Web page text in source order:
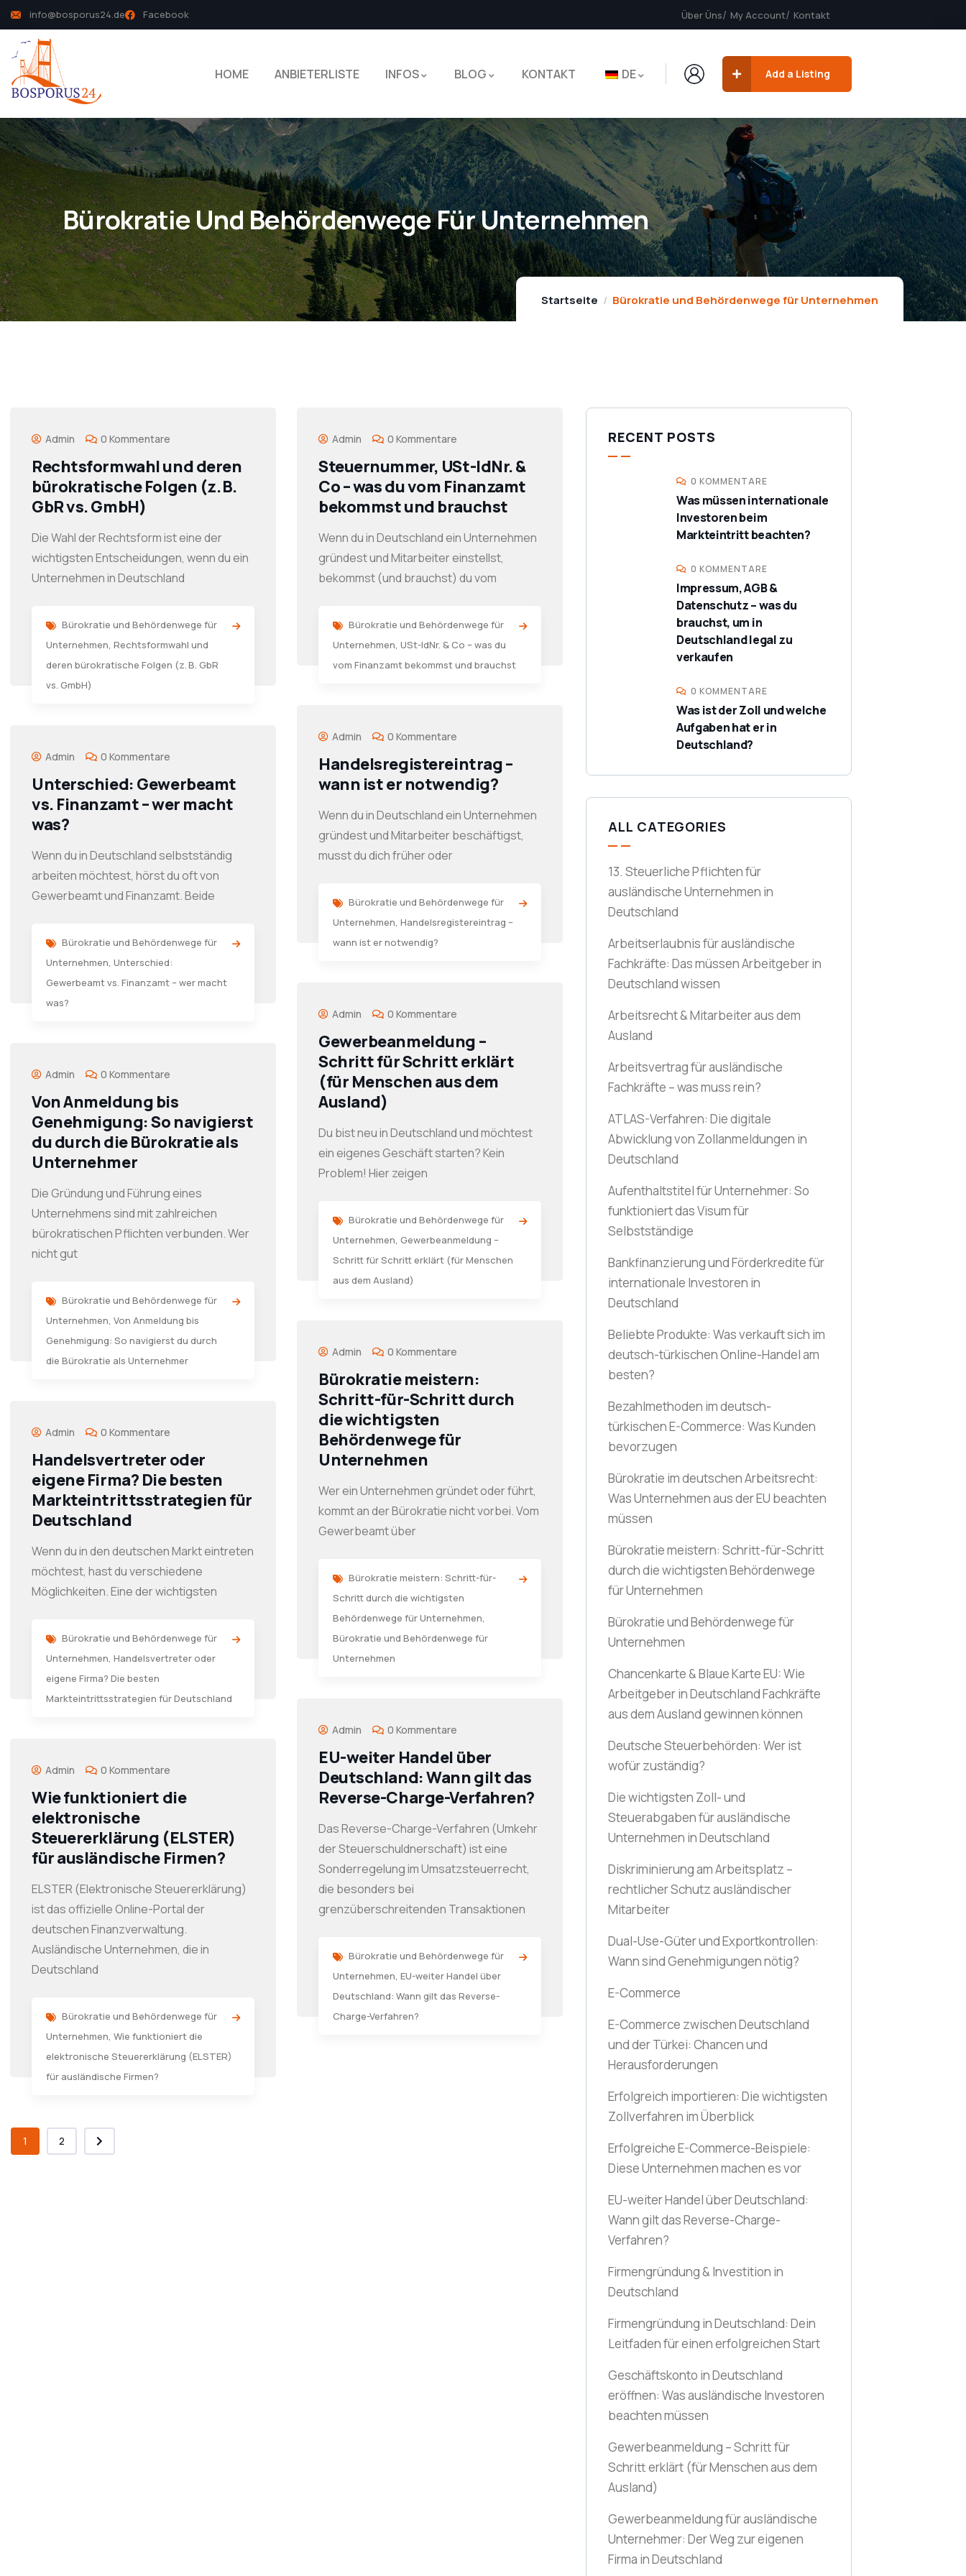
info@bosporus24.de Facebook Über Üns My Account Kontakt
HOME ANBIETERLISTE INFOS BLOG KONTAKT DE Add a Listing
Bürokratie Und Behördenwege Für Unternehmen
Startseite Bürokratie und Behördenwege für Unternehmen
Admin 0 Kommentare
Rechtsformwahl und deren
bürokratische Folgen (z. B.
GbR vs. GmbH)
Die Wahl der Rechtsform ist eine der
wichtigsten Entscheidungen, wenn du ein
Unternehmen in Deutschland
Bürokratie und Behördenwege für
Unternehmen, Rechtsformwahl und
deren bürokratische Folgen (z. B. GbR
vs. GmbH)
Admin 0 Kommentare
Steuernummer, USt-IdNr. &
Co – was du vom Finanzamt
bekommst und brauchst
Wenn du in Deutschland ein Unternehmen
gründest und Mitarbeiter einstellst,
bekommst (und brauchst) du vom
Bürokratie und Behördenwege für
Unternehmen, USt-IdNr. & Co – was du
vom Finanzamt bekommst und brauchst
Admin 0 Kommentare
Handelsregistereintrag –
wann ist er notwendig?
Wenn du in Deutschland ein Unternehmen
gründest und Mitarbeiter beschäftigst,
musst du dich früher oder
Bürokratie und Behördenwege für
Unternehmen, Handelsregistereintrag –
wann ist er notwendig?
Admin 0 Kommentare
Unterschied: Gewerbeamt
vs. Finanzamt – wer macht
was?
Wenn du in Deutschland selbstständig
arbeiten möchtest, hörst du oft von
Gewerbeamt und Finanzamt. Beide
Bürokratie und Behördenwege für
Unternehmen, Unterschied:
Gewerbeamt vs. Finanzamt – wer macht
was?
Admin 0 Kommentare
Gewerbeanmeldung –
Schritt für Schritt erklärt
(für Menschen aus dem
Ausland)
Du bist neu in Deutschland und möchtest
ein eigenes Geschäft starten? Kein
Problem! Hier zeigen
Bürokratie und Behördenwege für
Unternehmen, Gewerbeanmeldung –
Schritt für Schritt erklärt (für Menschen
aus dem Ausland)
Admin 0 Kommentare
Von Anmeldung bis
Genehmigung: So navigierst
du durch die Bürokratie als
Unternehmer
Die Gründung und Führung eines
Unternehmens sind mit zahlreichen
bürokratischen Pflichten verbunden. Wer
nicht gut
Bürokratie und Behördenwege für
Unternehmen, Von Anmeldung bis
Genehmigung: So navigierst du durch
die Bürokratie als Unternehmer
Admin 0 Kommentare
Bürokratie meistern:
Schritt-für-Schritt durch
die wichtigsten
Behördenwege für
Unternehmen
Wer ein Unternehmen gründet oder führt,
kommt an der Bürokratie nicht vorbei. Vom
Gewerbeamt über
Bürokratie meistern: Schritt-für-
Schritt durch die wichtigsten
Behördenwege für Unternehmen,
Bürokratie und Behördenwege für
Unternehmen
Admin 0 Kommentare
Handelsvertreter oder
eigene Firma? Die besten
Markteintrittsstrategien für
Deutschland
Wenn du in den deutschen Markt eintreten
möchtest, hast du verschiedene
Möglichkeiten. Eine der wichtigsten
Bürokratie und Behördenwege für
Unternehmen, Handelsvertreter oder
eigene Firma? Die besten
Markteintrittsstrategien für Deutschland
Admin 0 Kommentare
EU-weiter Handel über
Deutschland: Wann gilt das
Reverse-Charge-Verfahren?
Das Reverse-Charge-Verfahren (Umkehr
der Steuerschuldnerschaft) ist eine
Sonderregelung im Umsatzsteuerrecht,
die besonders bei
grenzüberschreitenden Transaktionen
Bürokratie und Behördenwege für
Unternehmen, EU-weiter Handel über
Deutschland: Wann gilt das Reverse-
Charge-Verfahren?
Admin 0 Kommentare
Wie funktioniert die
elektronische
Steuererklärung (ELSTER)
für ausländische Firmen?
ELSTER (Elektronische Steuererklärung)
ist das offizielle Online-Portal der
deutschen Finanzverwaltung.
Ausländische Unternehmen, die in
Deutschland
Bürokratie und Behördenwege für
Unternehmen, Wie funktioniert die
elektronische Steuererklärung (ELSTER)
für ausländische Firmen?
1 2
RECENT POSTS
0 KOMMENTARE
Was müssen internationale
Investoren beim
Markteintritt beachten?
0 KOMMENTARE
Impressum, AGB &
Datenschutz – was du
brauchst, um in
Deutschland legal zu
verkaufen
0 KOMMENTARE
Was ist der Zoll und welche
Aufgaben hat er in
Deutschland?
ALL CATEGORIES
13. Steuerliche Pflichten für
ausländische Unternehmen in
Deutschland
Arbeitserlaubnis für ausländische
Fachkräfte: Das müssen Arbeitgeber in
Deutschland wissen
Arbeitsrecht & Mitarbeiter aus dem
Ausland
Arbeitsvertrag für ausländische
Fachkräfte – was muss rein?
ATLAS-Verfahren: Die digitale
Abwicklung von Zollanmeldungen in
Deutschland
Aufenthaltstitel für Unternehmer: So
funktioniert das Visum für
Selbstständige
Bankfinanzierung und Förderkredite für
internationale Investoren in
Deutschland
Beliebte Produkte: Was verkauft sich im
deutsch-türkischen Online-Handel am
besten?
Bezahlmethoden im deutsch-
türkischen E-Commerce: Was Kunden
bevorzugen
Bürokratie im deutschen Arbeitsrecht:
Was Unternehmen aus der EU beachten
müssen
Bürokratie meistern: Schritt-für-Schritt
durch die wichtigsten Behördenwege
für Unternehmen
Bürokratie und Behördenwege für
Unternehmen
Chancenkarte & Blaue Karte EU: Wie
Arbeitgeber in Deutschland Fachkräfte
aus dem Ausland gewinnen können
Deutsche Steuerbehörden: Wer ist
wofür zuständig?
Die wichtigsten Zoll- und
Steuerabgaben für ausländische
Unternehmen in Deutschland
Diskriminierung am Arbeitsplatz –
rechtlicher Schutz ausländischer
Mitarbeiter
Dual-Use-Güter und Exportkontrollen:
Wann sind Genehmigungen nötig?
E-Commerce
E-Commerce zwischen Deutschland
und der Türkei: Chancen und
Herausforderungen
Erfolgreich importieren: Die wichtigsten
Zollverfahren im Überblick
Erfolgreiche E-Commerce-Beispiele:
Diese Unternehmen machen es vor
EU-weiter Handel über Deutschland:
Wann gilt das Reverse-Charge-
Verfahren?
Firmengründung & Investition in
Deutschland
Firmengründung in Deutschland: Dein
Leitfaden für einen erfolgreichen Start
Geschäftskonto in Deutschland
eröffnen: Was ausländische Investoren
beachten müssen
Gewerbeanmeldung – Schritt für
Schritt erklärt (für Menschen aus dem
Ausland)
Gewerbeanmeldung für ausländische
Unternehmer: Der Weg zur eigenen
Firma in Deutschland